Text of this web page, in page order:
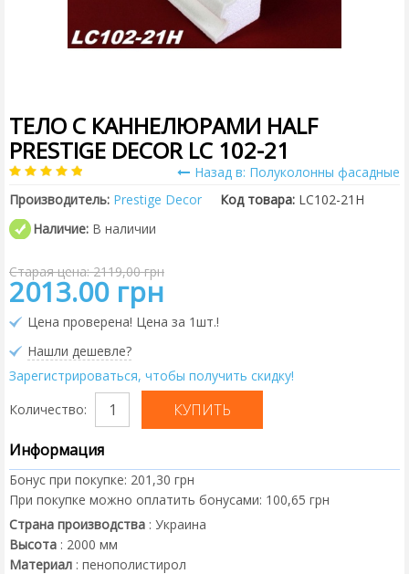
ТЕЛО С КАННЕЛЮРАМИ HALF
PRESTIGE DECOR LC 102-21
Назад в: Полуколонны фасадные
Производитель: Prestige Decor Код товара: LC102-21H
Наличие: В наличии
Старая цена: 2119,00 грн
2013.00 грн
Цена проверена! Цена за 1шт.!
Нашли дешевле?
Зарегистрироваться, чтобы получить скидку!
Количество:
Информация
Бонус при покупке: 201,30 грн
При покупке можно оплатить бонусами: 100,65 грн
Страна производства : Украина
Высота : 2000 мм
Материал : пенополистирол